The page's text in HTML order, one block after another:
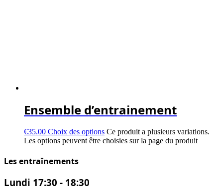
Ensemble d’entrainement
€35.00 Choix des options Ce produit a plusieurs variations.
Les options peuvent être choisies sur la page du produit
Les entraînements
Lundi 17:30 - 18:30